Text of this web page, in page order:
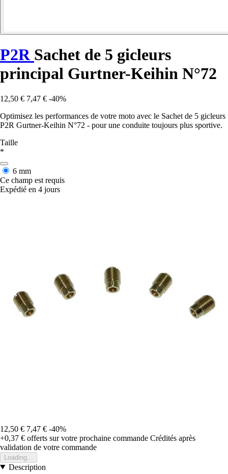
P2R Sachet de 5 gicleurs
principal Gurtner-Keihin N°72
12,50 € 7,47 € -40%
Optimisez les performances de votre moto avec le Sachet de 5 gicleurs
P2R Gurtner-Keihin N°72 - pour une conduite toujours plus sportive.
Taille
*
6 mm
Ce champ est requis
Expédié en 4 jours
12,50 € 7,47 € -40%
+0,37 € offerts sur votre prochaine commande Crédités après
validation de votre commande
Loading...
Description